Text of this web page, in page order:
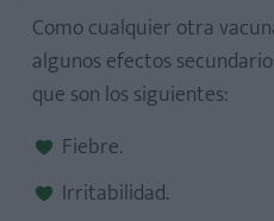
Como cualquier otra
algunos efectos
que son los siguientes:
Fiebre.
Irritabilidad.